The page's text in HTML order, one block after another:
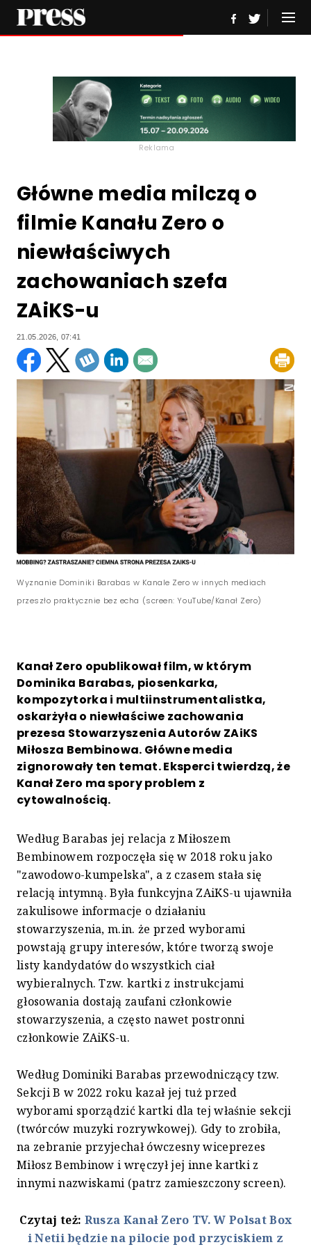
Reklama
Główne media milczą o
filmie Kanału Zero o
niewłaściwych
zachowaniach szefa
ZAiKS-u
21.05.2026, 07:41
Wyznanie Dominiki Barabas w Kanale Zero w innych mediach
przeszło praktycznie bez echa (screen: YouTube/Kanał Zero)
Kanał Zero opublikował film, w którym
Dominika Barabas, piosenkarka,
kompozytorka i multiinstrumentalistka,
oskarżyła o niewłaściwe zachowania
prezesa Stowarzyszenia Autorów ZAiKS
Miłosza Bembinowa. Główne media
zignorowały ten temat. Eksperci twierdzą, że
Kanał Zero ma spory problem z
cytowalnością.
Według Barabas jej relacja z Miłoszem
Bembinowem rozpoczęła się w 2018 roku jako
"zawodowo-kumpelska", a z czasem stała się
relacją intymną. Była funkcyjna ZAiKS-u ujawniła
zakulisowe informacje o działaniu
stowarzyszenia, m.in. że przed wyborami
powstają grupy interesów, które tworzą swoje
listy kandydatów do wszystkich ciał
wybieralnych. Tzw. kartki z instrukcjami
głosowania dostają zaufani członkowie
stowarzyszenia, a często nawet postronni
członkowie ZAiKS-u.
Według Dominiki Barabas przewodniczący tzw.
Sekcji B w 2022 roku kazał jej tuż przed
wyborami sporządzić kartki dla tej właśnie sekcji
(twórców muzyki rozrywkowej). Gdy to zrobiła,
na zebranie przyjechał ówczesny wiceprezes
Miłosz Bembinow i wręczył jej inne kartki z
innymi nazwiskami (patrz zamieszczony screen).
Czytaj też: Rusza Kanał Zero TV. W Polsat Box
i Netii będzie na pilocie pod przyciskiem z